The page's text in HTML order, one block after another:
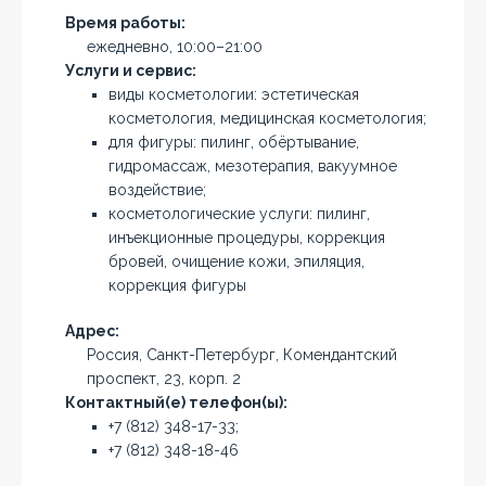
Время работы:
ежедневно, 10:00–21:00
Услуги и сервис:
виды косметологии: эстетическая
косметология, медицинская косметология;
для фигуры: пилинг, обёртывание,
гидромассаж, мезотерапия, вакуумное
воздействие;
косметологические услуги: пилинг,
инъекционные процедуры, коррекция
бровей, очищение кожи, эпиляция,
коррекция фигуры
Адрес:
Россия, Санкт-Петербург, Комендантский
проспект, 23, корп. 2
Контактный(е) телефон(ы):
+7 (812) 348-17-33;
+7 (812) 348-18-46